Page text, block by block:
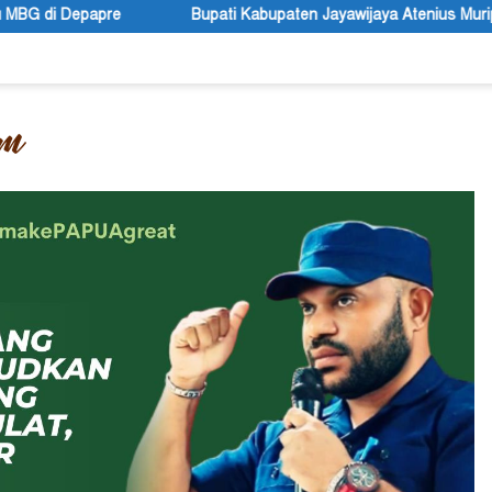
Bupati Kabupaten Jayawijaya Atenius Murip: Festival Budaya